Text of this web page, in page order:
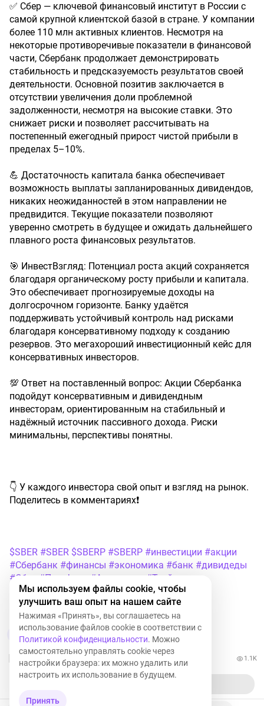
✅ Сбер — ключевой финансовый институт в России с
самой крупной клиентской базой в стране. У компании
более 110 млн активных клиентов. Несмотря на
некоторые противоречивые показатели в финансовой
части, Сбербанк продолжает демонстрировать
стабильность и предсказуемость результатов своей
деятельности. Основной позитив заключается в
отсутствии увеличения доли проблемной
задолженности, несмотря на высокие ставки. Это
снижает риски и позволяет рассчитывать на
постепенный ежегодный прирост чистой прибыли в
пределах 5–10%.
💪 Достаточность капитала банка обеспечивает
возможность выплаты запланированных дивидендов,
никаких неожиданностей в этом направлении не
предвидится. Текущие показатели позволяют
уверенно смотреть в будущее и ожидать дальнейшего
плавного роста финансовых результатов.
🎯 ИнвестВзгляд: Потенциал роста акций сохраняется
благодаря органическому росту прибыли и капитала.
Это обеспечивает прогнозируемые доходы на
долгосрочном горизонте. Банку удаётся
поддерживать устойчивый контроль над рисками
благодаря консервативному подходу к созданию
резервов. Это мегахороший инвестиционный кейс для
консервативных инвесторов.
💯 Ответ на поставленный вопрос: Акции Сбербанка
подойдут консервативным и дивидендным
инвесторам, ориентированным на стабильный и
надёжный источник пассивного дохода. Риски
минимальны, перспективы понятны.
👇 У каждого инвестора свой опыт и взгляд на рынок.
Поделитесь в комментариях❗
$SBER #SBER $SBERP #SBERP #инвестиции #акции
#Сбербанк #финансы #экономика #банк #дивидеды
#Сбер
#Портфель #Аналитика #Трейдинг
SBERP+0,25% SBER+0,09%
1.1K
Мы используем файлы cookie, чтобы
улучшить ваш опыт на нашем сайте
Нажимая «Принять», вы соглашаетесь на
использование файлов cookie в соответствии с
Политикой конфиденциальности. Можно
самостоятельно управлять cookie через
настройки браузера: их можно удалить или
настроить их использование в будущем.
Принять